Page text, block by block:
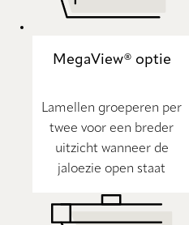
MegaView® optie
Lamellen groeperen per
twee voor een breder
uitzicht wanneer de
jaloezie open staat